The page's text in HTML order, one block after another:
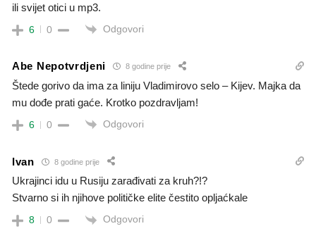
ili svijet otici u mp3.
6 0 Odgovori
Abe Nepotvrdjeni 8 godine prije
Štede gorivo da ima za liniju Vladimirovo selo – Kijev. Majka da
mu dođe prati gaće. Krotko pozdravljam!
6 0 Odgovori
Ivan 8 godine prije
Ukrajinci idu u Rusiju zarađivati za kruh?!?
Stvarno si ih njihove političke elite čestito opljaćkale
8 0 Odgovori